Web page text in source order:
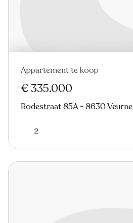
Verkocht Nieuw
Appartement te koop
€ 335.000
Rodestraat 85A - 8630 Veurne
2